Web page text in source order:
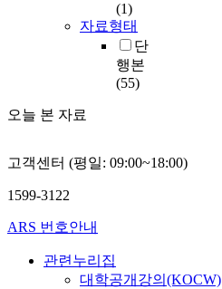
(1)
자료형태
단
행본
(55)
오늘 본 자료
고객센터 (평일: 09:00~18:00)
1599-3122
ARS 번호안내
관련누리집
대학공개강의(KOCW)